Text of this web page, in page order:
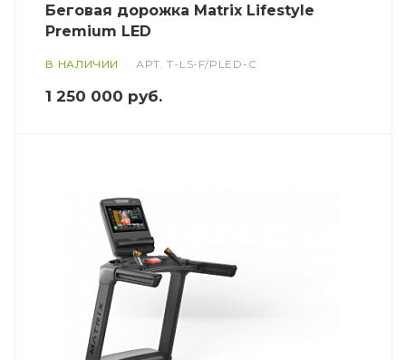
Беговая дорожка Matrix Lifestyle
Premium LED
В НАЛИЧИИ АРТ.T-LS-F/PLED-C
1 250 000 руб.